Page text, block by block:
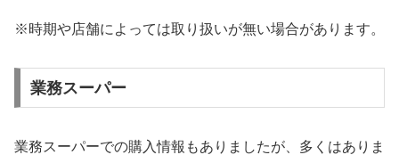
※時期や店舗によっては取り扱いが無い場合があります。
業務スーパー
業務スーパーでの購入情報もありましたが、多くはありま